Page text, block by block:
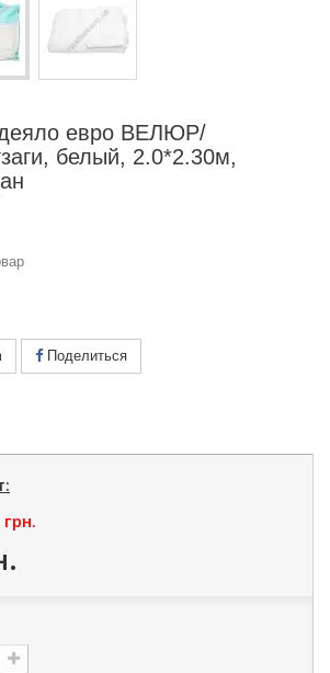
евро ВЕЛЮР/
белый, 2.0*2.30м,
Поделиться